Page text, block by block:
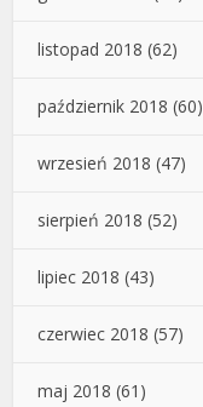
listopad 2018 (62)
październik 2018 (60)
wrzesień 2018 (47)
sierpień 2018 (52)
lipiec 2018 (43)
czerwiec 2018 (57)
maj 2018 (61)